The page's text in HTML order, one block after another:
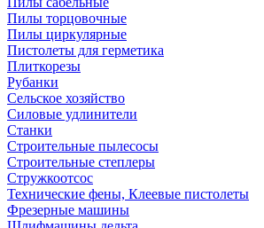
Пилы торцовочные
Пилы циркулярные
Пистолеты для герметика
Плиткорезы
Рубанки
Сельское хозяйство
Силовые удлинители
Станки
Строительные пылесосы
Строительные степлеры
Стружкоотсос
Технические фены, Клеевые пистолеты
Фрезерные машины